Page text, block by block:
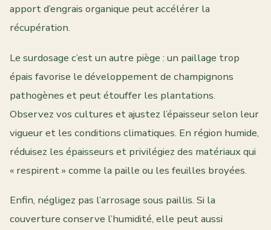
apport d’engrais organique peut accélérer la
récupération.
Le surdosage c’est un autre piège : un paillage trop
épais favorise le développement de champignons
pathogènes et peut étouffer les plantations.
Observez vos cultures et ajustez l’épaisseur selon leur
vigueur et les conditions climatiques. En région humide,
réduisez les épaisseurs et privilégiez des matériaux qui
« respirent » comme la paille ou les feuilles broyées.
Enfin, négligez pas l’arrosage sous paillis. Si la
couverture conserve l’humidité, elle peut aussi